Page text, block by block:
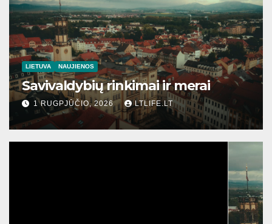
LIETUVA NAUJIENOS
Savivaldybių rinkimai ir merai
1 RUGPJŪČIO, 2026 LTLIFE.LT